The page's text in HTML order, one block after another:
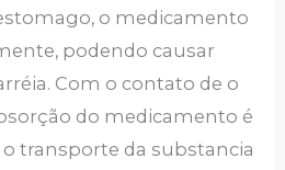
o medicamento
podendo causar
Com o contato de o
do medicamento é
transporte da substancia